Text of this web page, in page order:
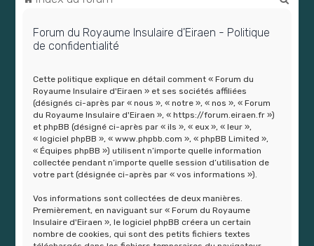
Forum du Royaume Insulaire d'Eiraen - Politique
de confidentialité
Cette politique explique en détail comment « Forum du
Royaume Insulaire d'Eiraen » et ses sociétés affiliées
(désignés ci-après par « nous », « notre », « nos », « Forum
du Royaume Insulaire d'Eiraen », « https://forum.eiraen.fr »)
et phpBB (désigné ci-après par « ils », « eux », « leur »,
« logiciel phpBB », « www.phpbb.com », « phpBB Limited »,
« Équipes phpBB ») utilisent n’importe quelle information
collectée pendant n’importe quelle session d’utilisation de
votre part (désignée ci-après par « vos informations »).
Vos informations sont collectées de deux manières.
Premièrement, en naviguant sur « Forum du Royaume
Insulaire d'Eiraen », le logiciel phpBB créera un certain
nombre de cookies, qui sont des petits fichiers textes